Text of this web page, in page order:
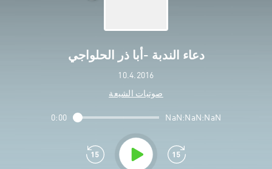
دعاء الندبة -أبا ذر الحلواجي
10.4.2016
صوتيات الشيعة
0:00 NaN:NaN:NaN